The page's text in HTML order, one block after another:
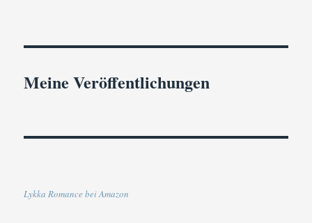
Meine Veröffentlichungen
Lykka Romance bei Amazon